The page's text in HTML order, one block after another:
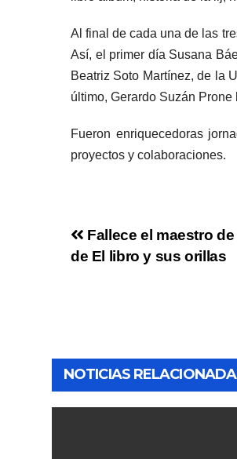
Al final de cada una de las
Así, el primer día Susana
Beatriz Soto Martínez, de la
último, Gerardo Suzán
Fueron enriquecedoras
proyectos y colaboraciones.
Fallece el maestro
de El libro y sus orillas
NOTICIAS